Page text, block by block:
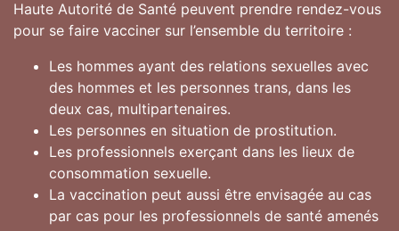
Haute Autorité de Santé peuvent prendre rendez-vous
pour se faire vacciner sur l’ensemble du territoire :
Les hommes ayant des relations sexuelles avec
des hommes et les personnes trans, dans les
deux cas, multipartenaires.
Les personnes en situation de prostitution.
Les professionnels exerçant dans les lieux de
consommation sexuelle.
La vaccination peut aussi être envisagée au cas
par cas pour les professionnels de santé amenés